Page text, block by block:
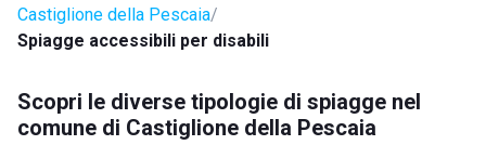
Castiglione della Pescaia
Spiagge accessibili per disabili
Scopri le diverse tipologie di spiagge nel
comune di Castiglione della Pescaia